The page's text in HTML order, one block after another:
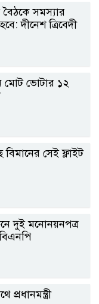
বৈঠকে সমস্যার
দীনেশ ত্রিবেদী
মোট ভোটার ১২
সেই ফ্লাইট
দুই মনোনয়নপত্র
প্রধানমন্ত্রী